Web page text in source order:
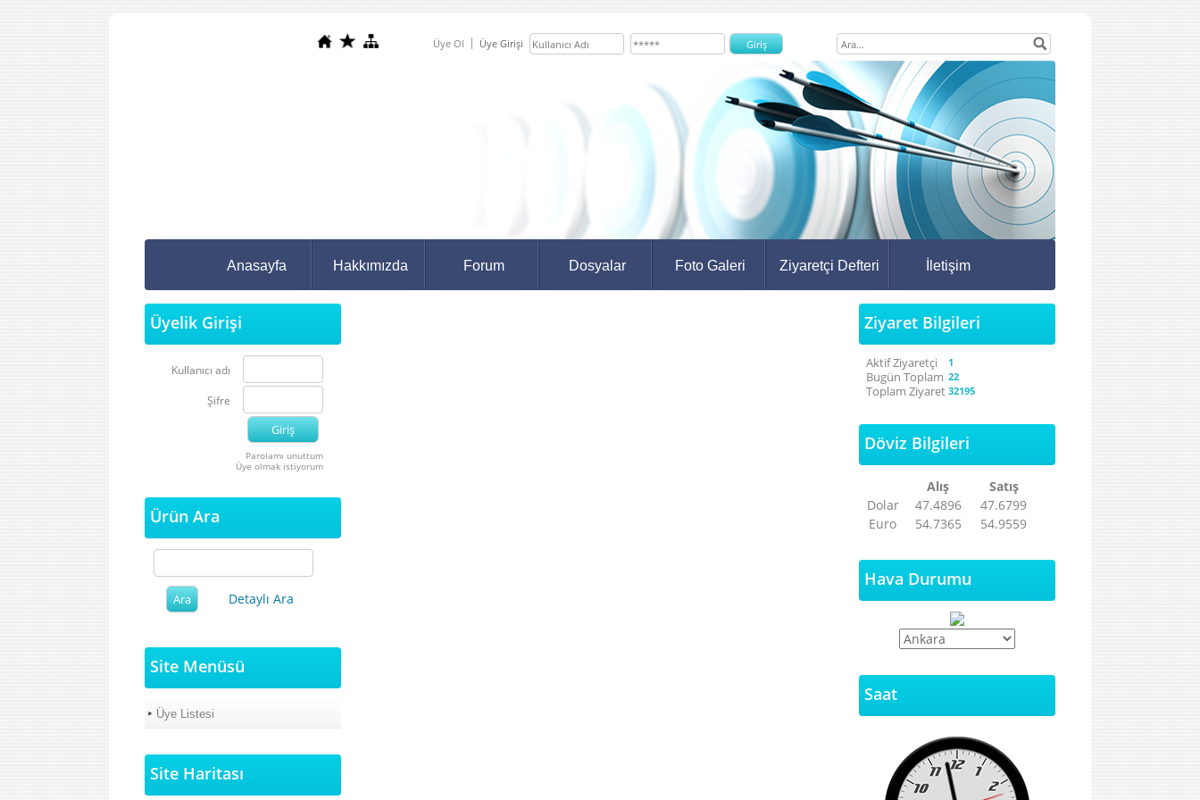
Üye Ol Üye Girişi
Anasayfa Hakkımızda Forum Dosyalar Foto Galeri Ziyaretçi Defteri İletişim
Üyelik Girişi
Kullanıcı adı
Şifre
Parolamı unuttum
Üye olmak istiyorum
Ürün Ara
Detaylı Ara
Site Menüsü
Üye Listesi
Site Haritası
Ziyaret Bilgileri
Aktif Ziyaretçi 1
Bugün Toplam 22
Toplam Ziyaret 32195
Döviz Bilgileri
Alış
Satış
Dolar
47.4896
47.6799
Euro
54.7365 54.9559
Hava Durumu
Saat